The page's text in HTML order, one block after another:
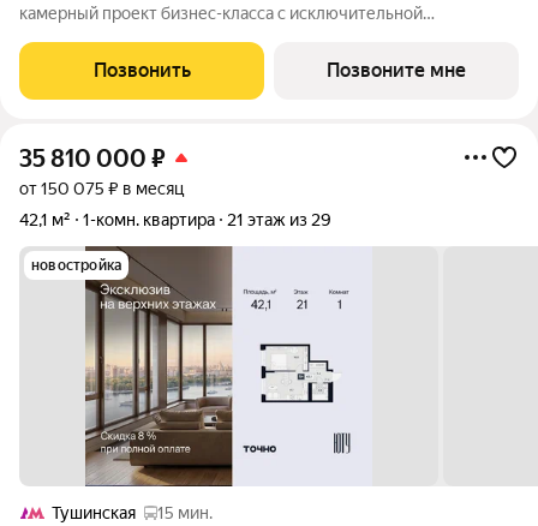
камерный проект бизнес-класса с исключительной
благоустроенной набережной канала имени Москвы. Проект
создает идеальный баланс жизни в
Позвонить Позвоните мне
35 810 000 ₽
от 150 075 ₽ в месяц
42,1 м²
1-комн. квартира 21 этаж из 29
новостройка
Тушинская
15 мин.